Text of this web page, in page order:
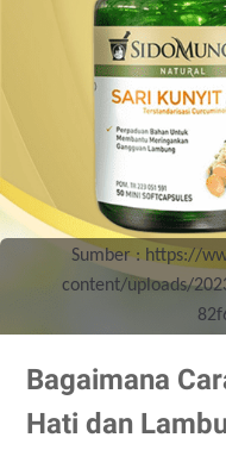
Sumber : https://
content/uploads/
Bagaimana
Hati dan